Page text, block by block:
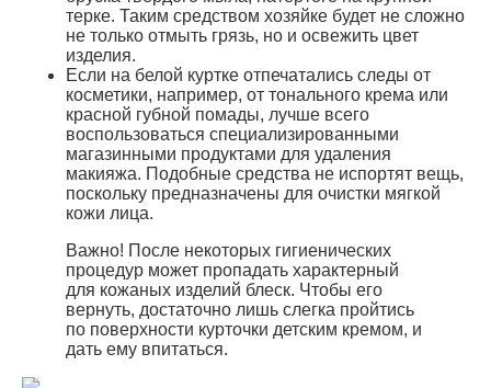
терке. Таким средством хозяйке будет не сложно
не только отмыть грязь, но и освежить цвет
изделия.
Если на белой куртке отпечатались следы от
косметики, например, от тонального крема или
красной губной помады, лучше всего
воспользоваться специализированными
магазинными продуктами для удаления
макияжа. Подобные средства не испортят вещь,
поскольку предназначены для очистки мягкой
кожи лица.
Важно! После некоторых гигиенических
процедур может пропадать характерный
для кожаных изделий блеск. Чтобы его
вернуть, достаточно лишь слегка пройтись
по поверхности курточки детским кремом, и
дать ему впитаться.